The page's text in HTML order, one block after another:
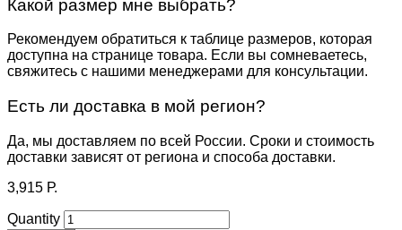
Какой размер мне выбрать?
Рекомендуем обратиться к таблице размеров, которая
доступна на странице товара. Если вы сомневаетесь,
свяжитесь с нашими менеджерами для консультации.
Есть ли доставка в мой регион?
Да, мы доставляем по всей России. Сроки и стоимость
доставки зависят от региона и способа доставки.
3,915 Р.
Quantity